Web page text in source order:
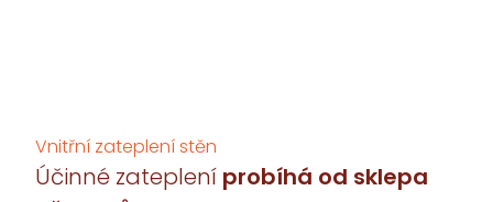
Vnitřní zateplení stěn
Účinné zateplení probíhá od sklepa